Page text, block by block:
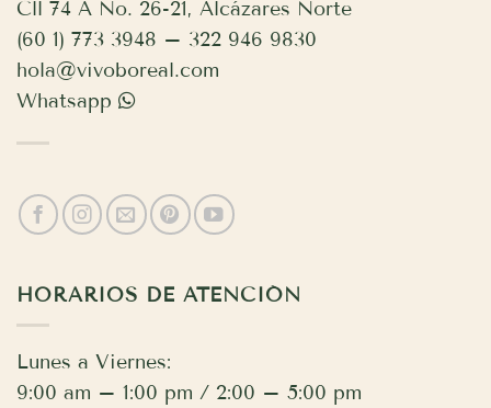
Cll 74 A No. 26-21, Alcázares Norte
(60 1) 773 3948 – 322 946 9830
hola@vivoboreal.com
Whatsapp
HORARIOS DE ATENCIÓN
Lunes a Viernes:
9:00 am – 1:00 pm / 2:00 – 5:00 pm